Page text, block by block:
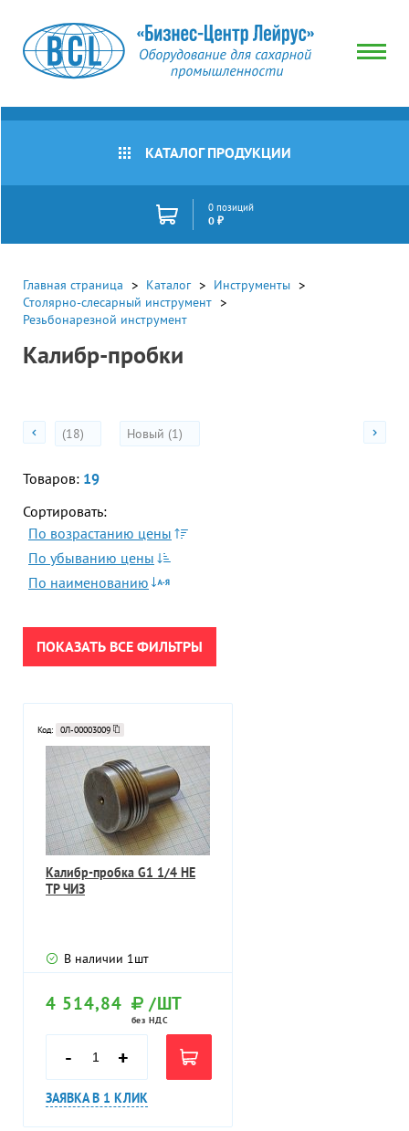
КАТАЛОГ ПРОДУКЦИИ
0 позиций
0 ₽
Все
для
В
Под
заказ
Акции
ПРИМЕНИТЬ
СБРОСИТЬ
Главная страница Каталог
Инструменты
Столярно-слесарный инструмент
Резьбонарезной инструмент
Калибр-пробки
(18) Новый (1)
Товаров: 19
Сортировать:
По возрастанию цены
По убыванию цены
По наименованию
ПОКАЗАТЬ ВСЕ ФИЛЬТРЫ
Код: 0Л-00003009
Калибр-пробка G1 1/4 НЕ
ТР ЧИЗ
В наличии 1шт
4 514,84 /ШТ
без НДС
- +
ЗАЯВКА В 1 КЛИК